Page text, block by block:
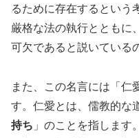
るために存在するという
厳格な法の執行とともに
可欠であると説いている
また、この名言には「仁
す。仁愛とは、儒教的な
持ち 」のことを指します